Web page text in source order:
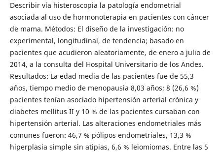
Describir vía histeroscopia la patología endometrial
asociada al uso de hormonoterapia en pacientes con cáncer
de mama. Métodos: El diseño de la investigación: no
experimental, longitudinal, de tendencia; basado en
pacientes que acudieron aleatoriamente, de enero a julio de
2014, a la consulta del Hospital Universitario de los Andes.
Resultados: La edad media de las pacientes fue de 55,3
años, tiempo medio de menopausia 8,03 años; 8 (26,6 %)
pacientes tenían asociado hipertensión arterial crónica y
diabetes mellitus II y 10 % de las pacientes cursaban con
hipertensión arterial. Las alteraciones endometriales más
comunes fueron: 46,7 % pólipos endometriales, 13,3 %
hiperplasia simple sin atipias, 6,6 % leiomiomas. Entre las 5